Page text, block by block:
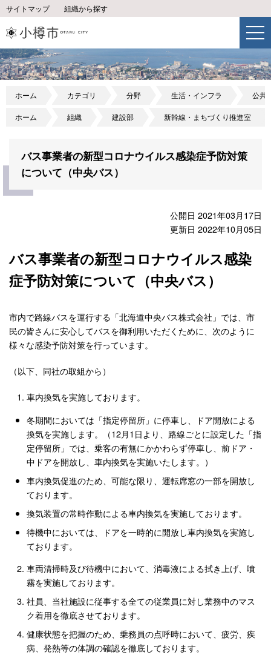
サイトマップ 組織から探す
ホーム カテゴリ 分野 生活・インフラ 公共
ホーム 組織 建設部 新幹線・まちづくり推進室
バス事業者の新型コロナウイルス感染症予防対策
について（中央バス）
公開日 2021年03月17日
更新日 2022年10月05日
バス事業者の新型コロナウイルス感染
症予防対策について（中央バス）
市内で路線バスを運行する「北海道中央バス株式会社」では、市
民の皆さんに安心してバスを御利用いただくために、次のように
様々な感染予防対策を行っています。
（以下、同社の取組から）
車内換気を実施しております。
冬期間においては「指定停留所」に停車し、ドア開放による
換気を実施します。（12月1日より、路線ごとに設定した「指
定停留所」では、乗客の有無にかかわらず停車し、前ドア・
中ドアを開放し、車内換気を実施いたします。）
車内換気促進のため、可能な限り、運転席窓の一部を開放し
ております。
換気装置の常時作動による車内換気を実施しております。
待機中においては、ドアを一時的に開放し車内換気を実施し
ております。
車両清掃時及び待機中において、消毒液による拭き上げ、噴
霧を実施しております。
社員、当社施設に従事する全ての従業員に対し業務中のマス
ク着用を徹底させております。
健康状態を把握のため、乗務員の点呼時において、疲労、疾
病、発熱等の体調の確認を徹底しております。